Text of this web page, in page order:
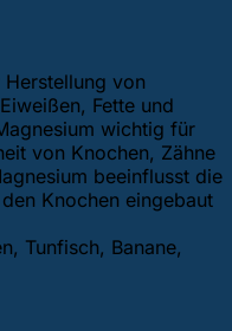
von
Fette und
wichtig für
von Knochen, Zähne
beeinflusst die
Knochen eingebaut
Tunfisch, Banane,